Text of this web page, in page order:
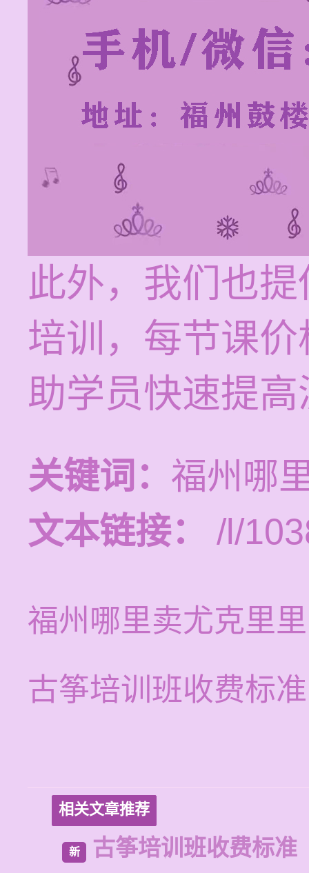
此外，我们也
培训，每节课
助学员快速提
关键词： 福州哪
文本链接：
/l/
福州哪里卖尤克里
古筝培训班收费标准
相关文章推荐
新 古筝培训班收费标准